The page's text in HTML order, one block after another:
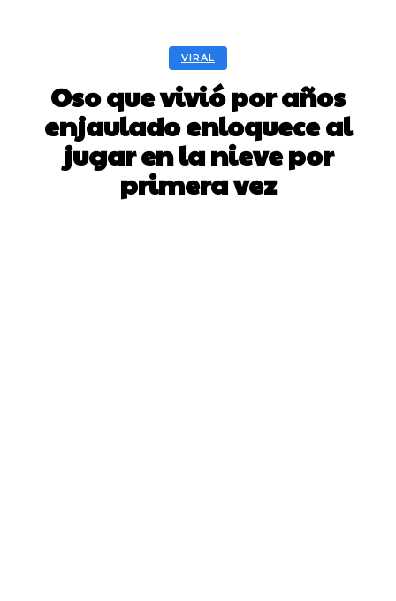
VIRAL
Oso que vivió por años
enjaulado enloquece al
jugar en la nieve por
primera vez